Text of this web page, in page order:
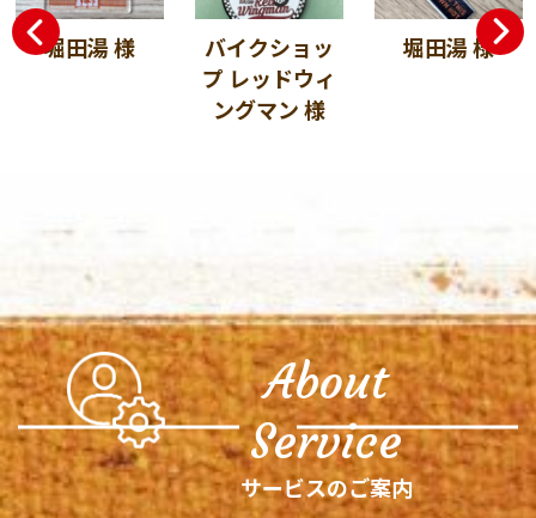
堀田湯 様
バイクショッ
プ レッドウィ
ングマン 様
堀田湯 様
About
Service
サービスのご案内